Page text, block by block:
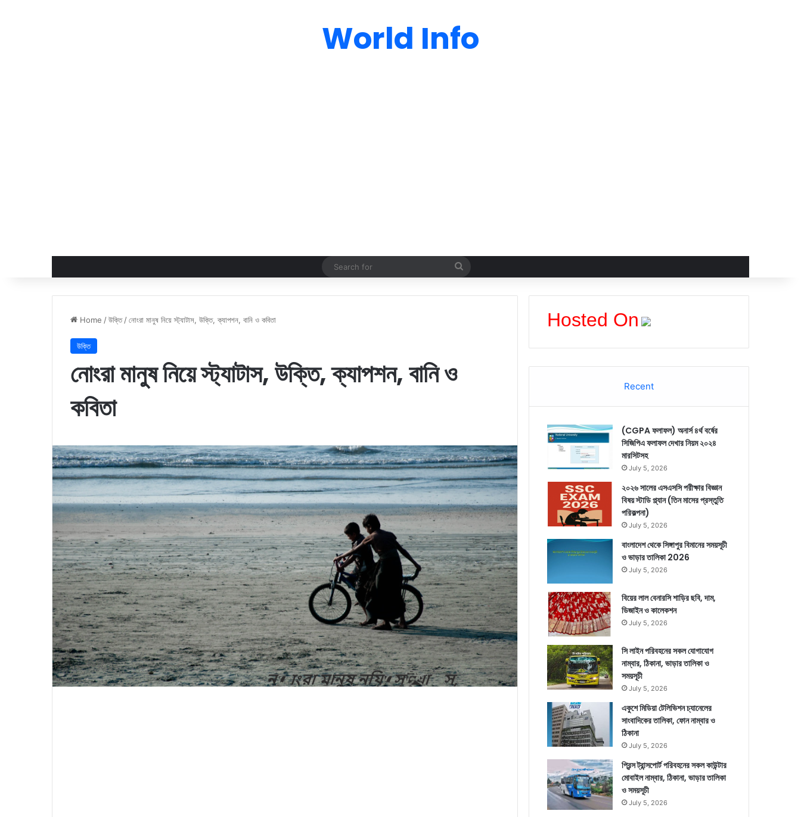
World Info
Search
Home /উক্তি /নোংরা মানুষ নিয়ে স্ট্যাটাস, উক্তি, ক্যাপশন, বানি ও কবিতা
উক্তি
নোংরা মানুষ নিয়ে স্ট্যাটাস, উক্তি, ক্যাপশন, বানি ও
কবিতা
Hosted On
Recent
(CGPA ফলাফল) অনার্স ৪র্থ বর্ষের
সিজিপিএ ফলাফল দেখার নিয়ম ২০২৪
মারসিটসহ
July 5, 2026
২০২৬ সালের এসএসসি পরীক্ষার বিজ্ঞান
বিষয় স্টাডি প্ল্যান (তিন মাসের প্রস্তুতি
পরিকল্পনা)
July 5, 2026
বাংলাদেশ থেকে সিঙ্গাপুর বিমানের সময়সূচী
ও ভাড়ার তালিকা 2026
July 5, 2026
বিয়ের লাল বেনারসি শাড়ির ছবি, দাম,
ডিজাইন ও কালেকশন
July 5, 2026
সি লাইন পরিবহনের সকল যোগাযোগ
নাম্বার, ঠিকানা, ভাড়ার তালিকা ও
সময়সূচী
July 5, 2026
একুশে মিডিয়া টেলিভিশন চ্যানেলের
সাংবাদিকের তালিকা, ফোন নাম্বার ও
ঠিকানা
July 5, 2026
প্রিন্স ট্রান্সপোর্ট পরিবহনের সকল কাউন্টার
মোবাইল নাম্বার, ঠিকানা, ভাড়ার তালিকা
ও সময়সূচী
July 5, 2026